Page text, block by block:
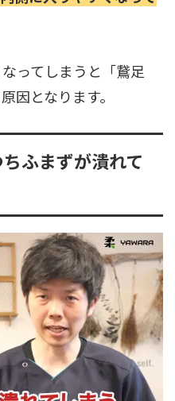
ってしまうと「鵞足
因となります。
ふまずが潰れて